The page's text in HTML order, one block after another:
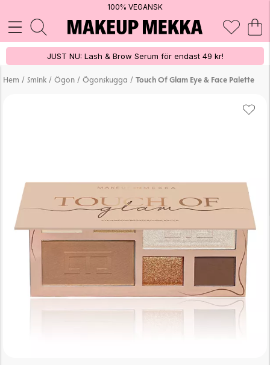
100% VEGANSK
JUST NU: Lash & Brow Serum för endast 49 kr!
Hem / Smink / Ögon / Ögonskugga / Touch Of Glam Eye & Face Palette